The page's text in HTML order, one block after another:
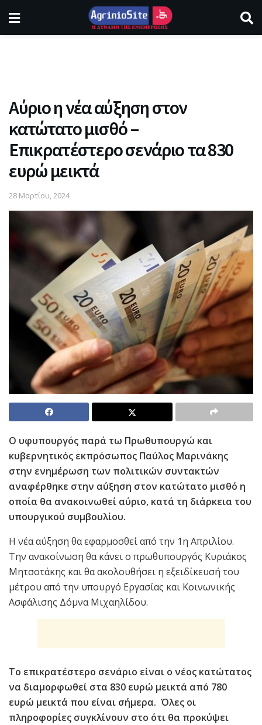
Αύριο η νέα αύξηση στον
κατώτατο μισθό –
Επικρατέστερο σενάριο τα 830
ευρώ μεικτά
28 Μαρτίου, 2024
O υφυπουργός παρά τω Πρωθυπουργώ και
κυβερνητικός εκπρόσωπος Παύλος Μαρινάκης
στην ενημέρωση των πολιτικών συντακτών
αναφέρθηκε στην αύξηση στον κατώτατο μισθό η
οποία θα ανακοινωθεί αύριο, κατά τη διάρκεια του
υπουργικού συμβουλίου.
Η νέα αύξηση θα εφαρμοσθεί από την 1η Απριλίου.
Την ανακοίνωση θα κάνει ο πρωθυπουργός Κυριάκος
Μητσοτάκης και θα ακολουθήσει η εξειδίκευσή του
μέτρου από την υπουργό Εργασίας και Κοινωνικής
Ασφάλισης Δόμνα Μιχαηλίδου.
Το επικρατέστερο σενάριο είναι ο νέος κατώτατος
να διαμορφωθεί στα 830 ευρώ μεικτά από 780
ευρώ μεικτά που είναι σήμερα. Όλες οι
πληροφορίες συγκλίνουν στο ότι θα προκύψει